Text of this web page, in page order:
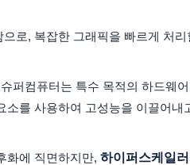
로, 복잡한 그래픽을 빠르게 처
퍼컴퓨터는 특수 목적의 하드웨
를 사용하여 고성능을 이끌어내
화에 직면하지만,하이퍼스케일러